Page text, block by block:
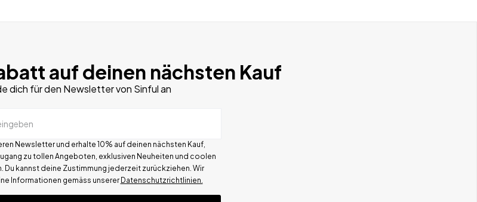
auf deinen nächsten Kauf
dich für den Newsletter von Sinful an
Newsletter und erhalte 10% auf deinen nächsten Kauf,
zu tollen Angeboten, exklusiven Neuheiten und coolen
Du kannst deine Zustimmung jederzeit zurückziehen. Wir
Informationen gemäss unserer Datenschutzrichtlinien.